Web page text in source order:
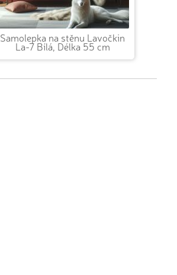
Samolepka na stěnu Lavočkin
La-7 Bílá, Délka 55 cm